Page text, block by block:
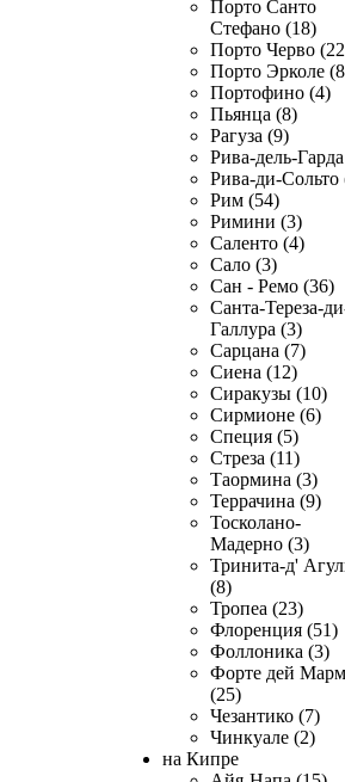
Порто Санто
Стефано (18)
Порто Черво
Порто Эрколе
Портофино (4)
Пьянца (8)
Рагуза (9)
Рива-дель-
Рива-ди-Сольто
Рим (54)
Римини (3)
Саленто (4)
Сало (3)
Сан - Ремо (36)
Санта-Тереза-
Галлура (3)
Сарцана (7)
Сиена (12)
Сиракузы (10)
Сирмионе (6)
Специя (5)
Стреза (11)
Таормина (3)
Террачина (9)
Тосколано-
Мадерно (3)
Тринита-д'
(8)
Тропеа (23)
Флоренция (51)
Фоллоника (3)
Форте дей
(25)
Чезантико (7)
Чинкуале (2)
на Кипре